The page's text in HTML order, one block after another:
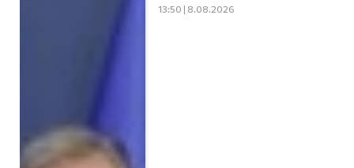
13:50 | 8.08.2026